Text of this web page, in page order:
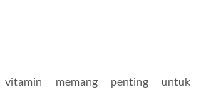
vitamin memang penting untuk